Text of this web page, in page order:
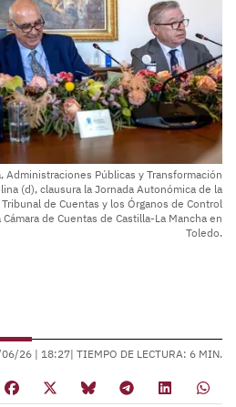
Administraciones Públicas y Transformación
(d), clausura la Jornada Autonómica de la
de Cuentas y los Órganos de Control
de Cuentas de Castilla-La Mancha en
Toledo.
26 | 18:27| TIEMPO DE LECTURA: 6 MIN.